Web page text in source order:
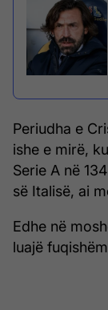
Periudha e
ishe e mirë,
Serie A në
së Italisë, ai
Edhe në
luajë